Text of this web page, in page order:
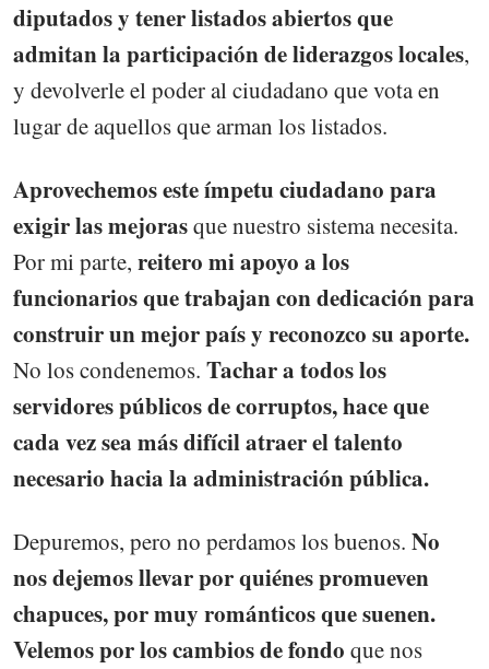
diputados y tener listados abiertos que
admitan la participación de liderazgos locales,
y devolverle el poder al ciudadano que vota en
lugar de aquellos que arman los listados.
Aprovechemos este ímpetu ciudadano para
exigir las mejorasque nuestro sistema necesita.
Por mi parte, reitero mi apoyo a los
funcionarios que trabajan con dedicación para
construir un mejor país y reconozco su aporte.
No los condenemos. Tachar a todos los
servidores públicos de corruptos, hace que
cada vez sea más difícil atraer el talento
necesario hacia la administración pública.
Depuremos, pero no perdamos los buenos. No
nos dejemos llevar por quiénes promueven
chapuces, por muy románticos que suenen.
Velemos por los cambios de fondo que nos